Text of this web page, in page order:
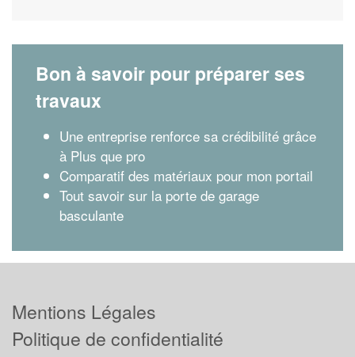
Bon à savoir pour préparer ses
travaux
Une entreprise renforce sa crédibilité grâce
à Plus que pro
Comparatif des matériaux pour mon portail
Tout savoir sur la porte de garage
basculante
Mentions Légales
Politique de confidentialité